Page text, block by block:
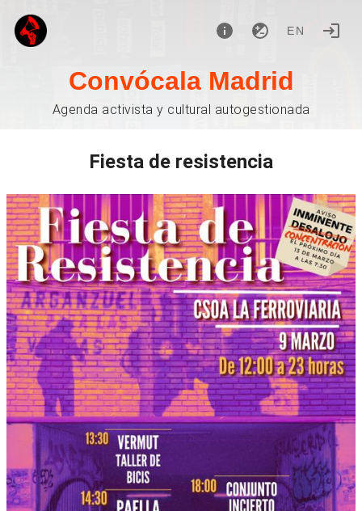
EN
Convócala Madrid
Agenda activista y cultural autogestionada
Fiesta de resistencia